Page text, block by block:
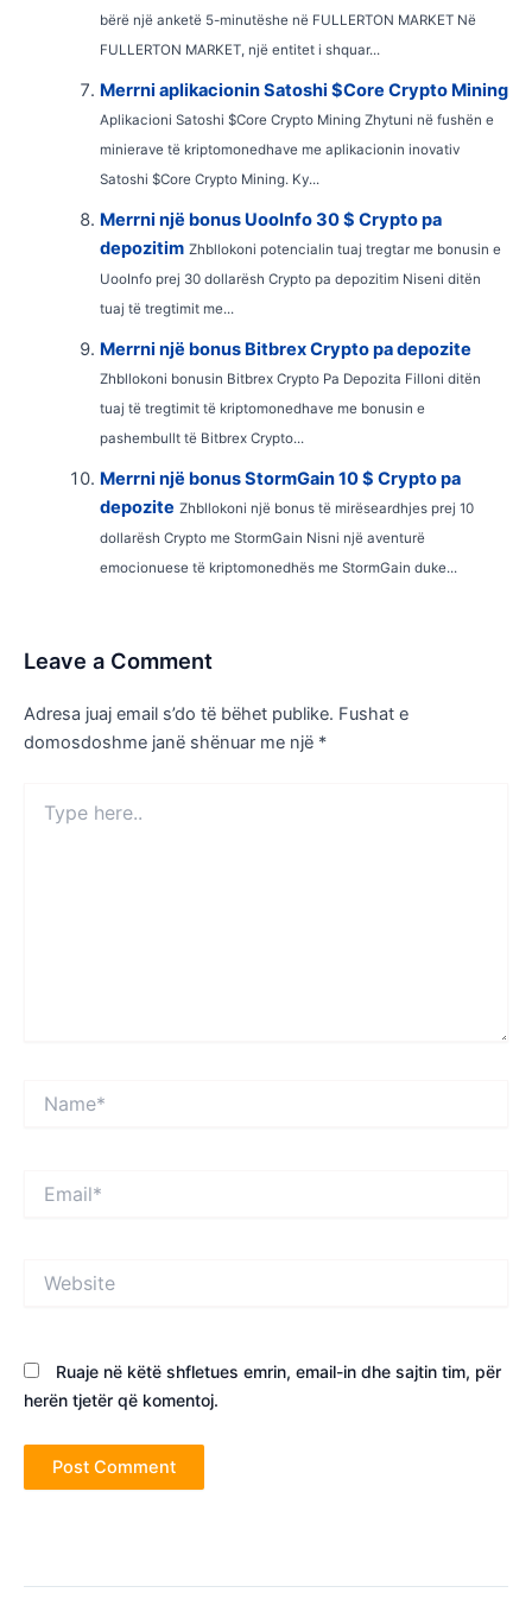
bërë një anketë 5-minutëshe në FULLERTON MARKET Në
FULLERTON MARKET, një entitet i shquar...
Merrni aplikacionin Satoshi $Core Crypto Mining
Aplikacioni Satoshi $Core Crypto Mining Zhytuni në fushën e
minierave të kriptomonedhave me aplikacionin inovativ
Satoshi $Core Crypto Mining. Ky...
Merrni një bonus UooInfo 30 $ Crypto pa
depozitim Zhbllokoni potencialin tuaj tregtar me bonusin e
UooInfo prej 30 dollarësh Crypto pa depozitim Niseni ditën
tuaj të tregtimit me...
Merrni një bonus Bitbrex Crypto pa depozite
Zhbllokoni bonusin Bitbrex Crypto Pa Depozita Filloni ditën
tuaj të tregtimit të kriptomonedhave me bonusin e
pashembullt të Bitbrex Crypto...
Merrni një bonus StormGain 10 $ Crypto pa
depozite Zhbllokoni një bonus të mirëseardhjes prej 10
dollarësh Crypto me StormGain Nisni një aventurë
emocionuese të kriptomonedhës me StormGain duke...
Leave a Comment
Adresa juaj email s’do të bëhet publike. Fushat e
domosdoshme janë shënuar me një *
here..
Ruaje në këtë shfletues emrin, email-in dhe sajtin tim, për
herën tjetër që komentoj.